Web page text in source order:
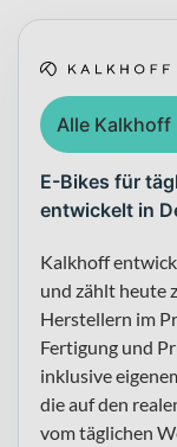
Alle Kalkhoff
E-Bikes für
entwickelt in
Kalkhoff
und zählt heute
Herstellern im
Fertigung und
inklusive
die auf den
vom täglichen